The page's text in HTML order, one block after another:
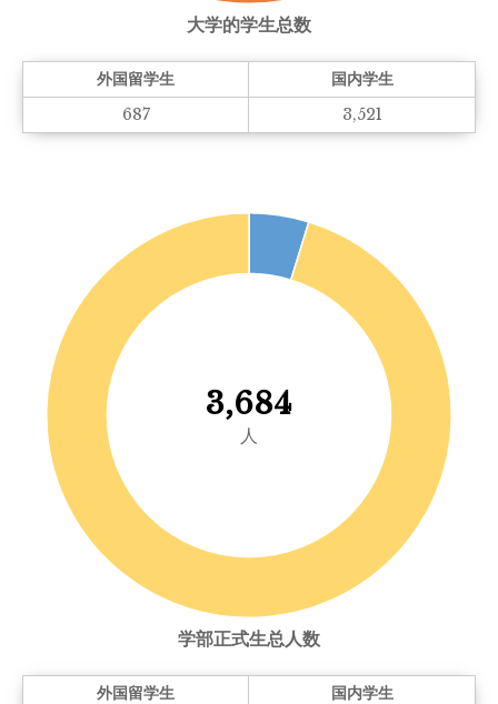
大学的学生总数
外国留学生
国内学生
687
3,521
3,684
人
学部正式生总人数
外国留学生
国内学生